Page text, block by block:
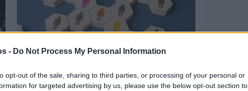
- Do Not Process My Personal Information
opt-out of the sale, sharing to third parties, or processing of your personal or
for targeted advertising by us, please use the below opt-out section to